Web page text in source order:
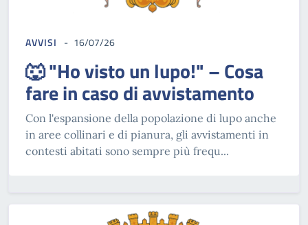
AVVISI 16/07/26
🐺 "Ho visto un lupo!" – Cosa
fare in caso di avvistamento
Con l'espansione della popolazione di lupo anche
in aree collinari e di pianura, gli avvistamenti in
contesti abitati sono sempre più frequ...